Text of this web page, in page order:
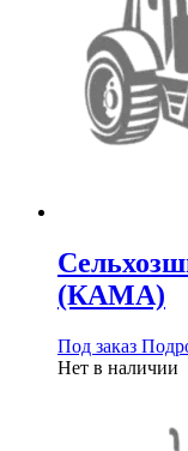
(КАМА)
Под заказ
Нет в наличии